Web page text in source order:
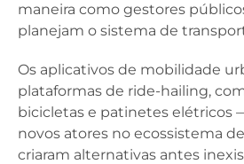
maneira como gestores
planejam o sistema de
Os aplicativos de mobilidade
plataformas de ride-hailing,
bicicletas e patinetes elétricos
novos atores no ecossistema
criaram alternativas antes